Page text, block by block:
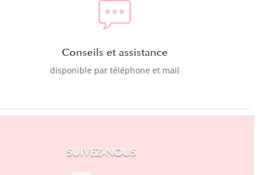
Conseils et assistance
disponible par téléphone et mail
SUIVEZ-NOUS